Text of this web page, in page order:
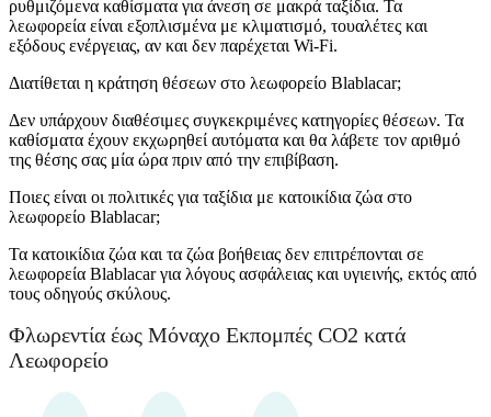
ρυθμιζόμενα καθίσματα για άνεση σε μακρά ταξίδια. Τα
λεωφορεία είναι εξοπλισμένα με κλιματισμό, τουαλέτες και
εξόδους ενέργειας, αν και δεν παρέχεται Wi-Fi.
Διατίθεται η κράτηση θέσεων στο λεωφορείο Blablacar;
Δεν υπάρχουν διαθέσιμες συγκεκριμένες κατηγορίες θέσεων. Τα
καθίσματα έχουν εκχωρηθεί αυτόματα και θα λάβετε τον αριθμό
της θέσης σας μία ώρα πριν από την επιβίβαση.
Ποιες είναι οι πολιτικές για ταξίδια με κατοικίδια ζώα στο
λεωφορείο Blablacar;
Τα κατοικίδια ζώα και τα ζώα βοήθειας δεν επιτρέπονται σε
λεωφορεία Blablacar για λόγους ασφάλειας και υγιεινής, εκτός από
τους οδηγούς σκύλους.
Φλωρεντία έως Μόναχο Εκπομπές CO2 κατά
Λεωφορείο